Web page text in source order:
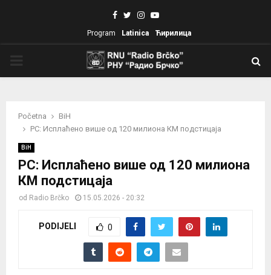
Facebook
TwitterInstagram
Youtube
Program Latinica Ћирилица
Početna
BiH
РС: Исплаћено више од 120 милиона КМ подстицаја
BiH
РС: Исплаћено више од 120 милиона
КМ подстицаја
od Radio Brčko 15.05.2026 - 20:32
PODIJELI 0